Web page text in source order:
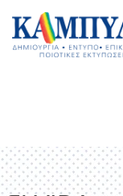
Skip
content